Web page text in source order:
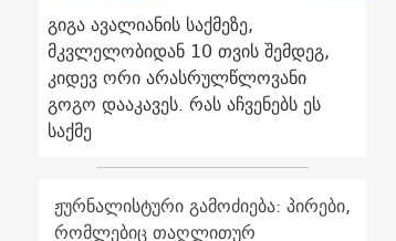
გიგა ავალიანის საქმეზე,
მკვლელობიდან 10 თვის შემდეგ,
კიდევ ორი არასრულწლოვანი
გოგო დააკავეს. რას აჩვენებს ეს
საქმე
ჟურნალისტური გამოძიება: პირები,
რომლებიც თაღლითურ